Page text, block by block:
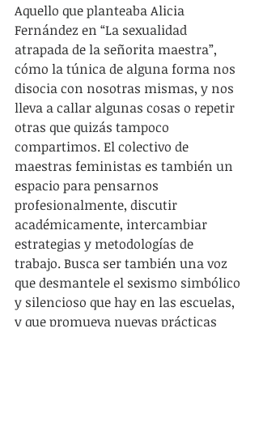
Aquello que planteaba Alicia
Fernández en “La sexualidad
atrapada de la señorita maestra”,
cómo la túnica de alguna forma nos
disocia con nosotras mismas, y nos
lleva a callar algunas cosas o repetir
otras que quizás tampoco
compartimos. El colectivo de
maestras feministas es también un
espacio para pensarnos
profesionalmente, discutir
académicamente, intercambiar
estrategias y metodologías de
trabajo. Busca ser también una voz
que desmantele el sexismo simbólico
y silencioso que hay en las escuelas,
y que promueva nuevas prácticas